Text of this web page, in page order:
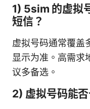
1) 5sim 的虚拟
短信？
虚拟号码通常覆盖
显示为准。高需求
议多备选。
2) 虚拟号码能